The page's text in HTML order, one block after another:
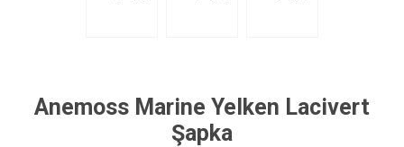
Anemoss Marine Yelken Lacivert
Şapka